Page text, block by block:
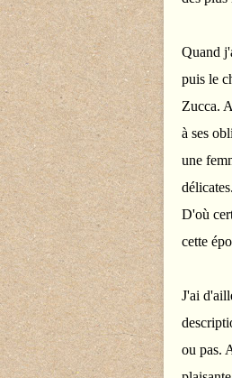
Quand
puis le
Zucca.
à ses
une
D'où
cette
J'ai
ou pas.